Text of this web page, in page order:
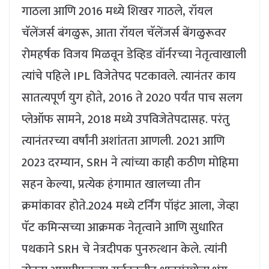
गाठला आणि 2016 मध्ये शिखर गाठले, रॉयल
चॅलेंजर्स बंगळुरू, आता रॉयल चॅलेंजर्स बेंगळुरूवर
रोमहर्षक विजय मिळवून डेव्हिड वॉर्नरच्या नेतृत्वाखाली
त्यांचे पहिले IPL विजेतेपद पटकावले.त्यानंतर काय
सातत्यपूर्ण युग होते, 2016 ते 2020 पर्यंत पाच सलग
प्लेऑफ सामने, 2018 मध्ये उपविजेतेपदासह. परंतु
त्यानंतरच्या वर्षांनी अशांतता आणली. 2021 आणि
2023 दरम्यान, SRH ने त्यांच्या काही कठीण मोहिमा
सहन केल्या, प्रत्येक हंगामात खालच्या तीन
क्रमांकावर होते.2024 मध्ये टर्निंग पॉइंट आला, जेव्हा
पॅट कमिन्सच्या आक्रमक नेतृत्वाने आणि सुधारित
पथकाने SRH चे नेत्रदीपक पुनरुत्थान केले.त्यांनी